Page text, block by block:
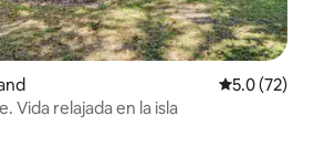
Calificación
5.0 (72)
Vida relajada en la isla